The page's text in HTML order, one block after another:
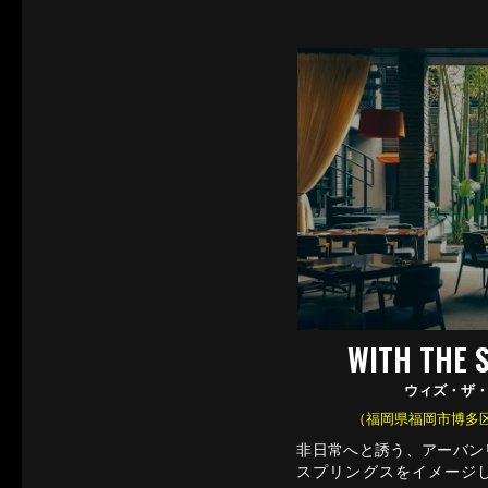
WITH THE
ウィズ・ザ
（福岡県福岡市博多
非日常へと誘う、アーバ
スプリングスをイメージ